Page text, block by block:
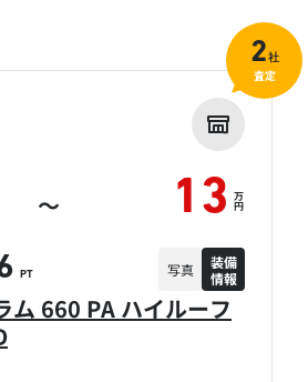
ム 660 PA ハイルーフ
～ 13 万
円
PT 写真
装備
情報
2社
査定